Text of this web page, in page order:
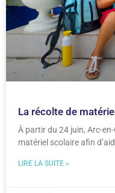
La récolte de
À partir du 24 juin, Arc-
matériel scolaire afin
LIRE LA SUITE »